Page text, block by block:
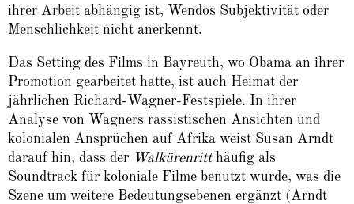
ihrer Arbeit abhängig ist, Wendos Subjektivität oder
Menschlichkeit nicht anerkennt.
Das Setting des Films in Bayreuth, wo Obama an ihrer
Promotion gearbeitet hatte, ist auch Heimat der
jährlichen Richard-Wagner-Festspiele. In ihrer
Analyse von Wagners rassistischen Ansichten und
kolonialen Ansprüchen auf Afrika weist Susan Arndt
darauf hin, dass der Walkürenritthäufig als
Soundtrack für koloniale Filme benutzt wurde, was die
Szene um weitere Bedeutungsebenen ergänzt (Arndt